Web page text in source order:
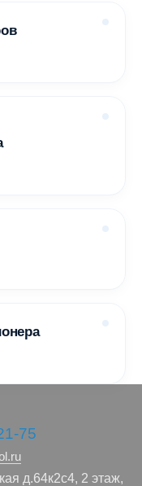
75
д.64к2с4, 2 этаж,